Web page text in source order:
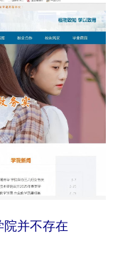
院并不存在